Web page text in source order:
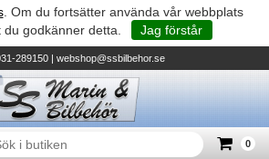
. Om du fortsätter använda vår webbplats
du godkänner detta.
Jag förstår
289150 | webshop@ssbilbehor.se
0